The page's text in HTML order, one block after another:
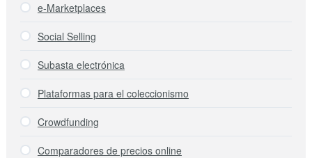
e-Marketplaces
Social Selling
Subasta electrónica
Plataformas para el coleccionismo
Crowdfunding
Comparadores de precios online